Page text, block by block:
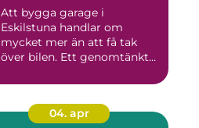
Att bygga garage i
Eskilstuna handlar om
mycket mer än att få tak
över bilen. Ett genomtänkt
04. apr